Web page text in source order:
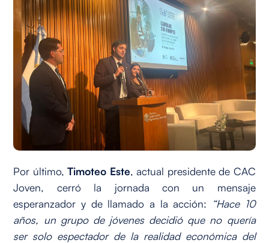
Por último,Timoteo Este, actual presidente de CAC
Joven, cerró la jornada con un mensaje
esperanzador y de llamado a la acción: “Hace 10
años, un grupo de jóvenes decidió que no quería
ser solo espectador de la realidad económica del